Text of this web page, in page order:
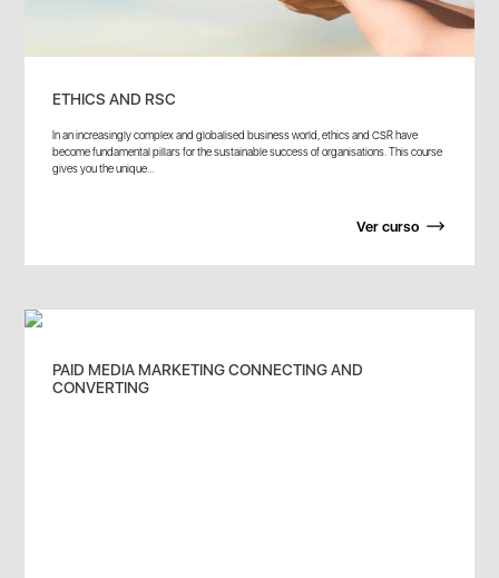
ETHICS AND RSC
In an increasingly complex and globalised business world, ethics and CSR have
become fundamental pillars for the sustainable success of organisations. This course
gives you the unique...
Ver curso
PAID MEDIA MARKETING CONNECTING AND
CONVERTING